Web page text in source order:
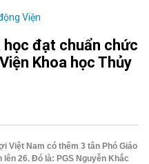
Viện
học đạt chuẩn chức
Khoa học Thủy
Việt Nam có thêm 3 tân Phó Giáo
26. Đó là: PGS Nguyễn Khắc